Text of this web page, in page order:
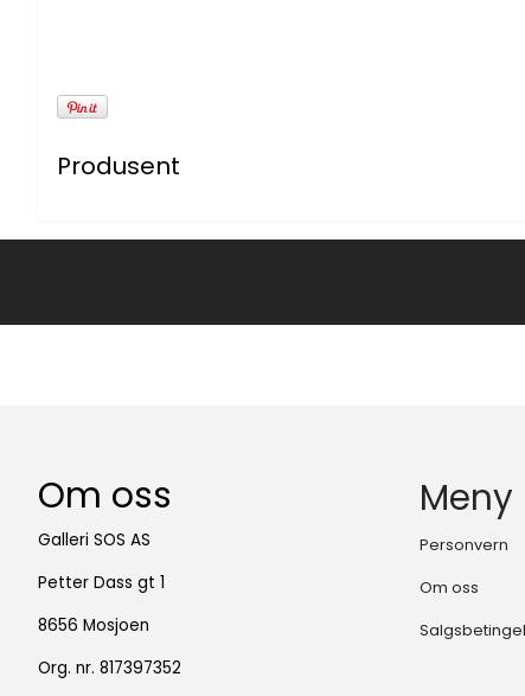
Produsent
Om oss
Galleri SOS AS
Petter Dass gt 1
8656 Mosjoen
Org. nr. 817397352
Meny
Personvern
Om oss